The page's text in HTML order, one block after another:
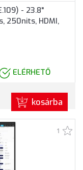
- 23.8"
250nits, HDMI,
ELÉRHETŐ
kosárba
1